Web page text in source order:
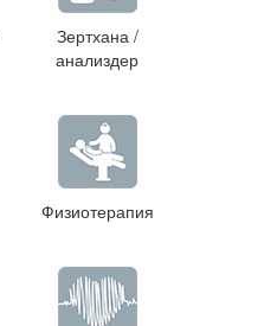
Зертхана /
анализдер
Физиотерапия